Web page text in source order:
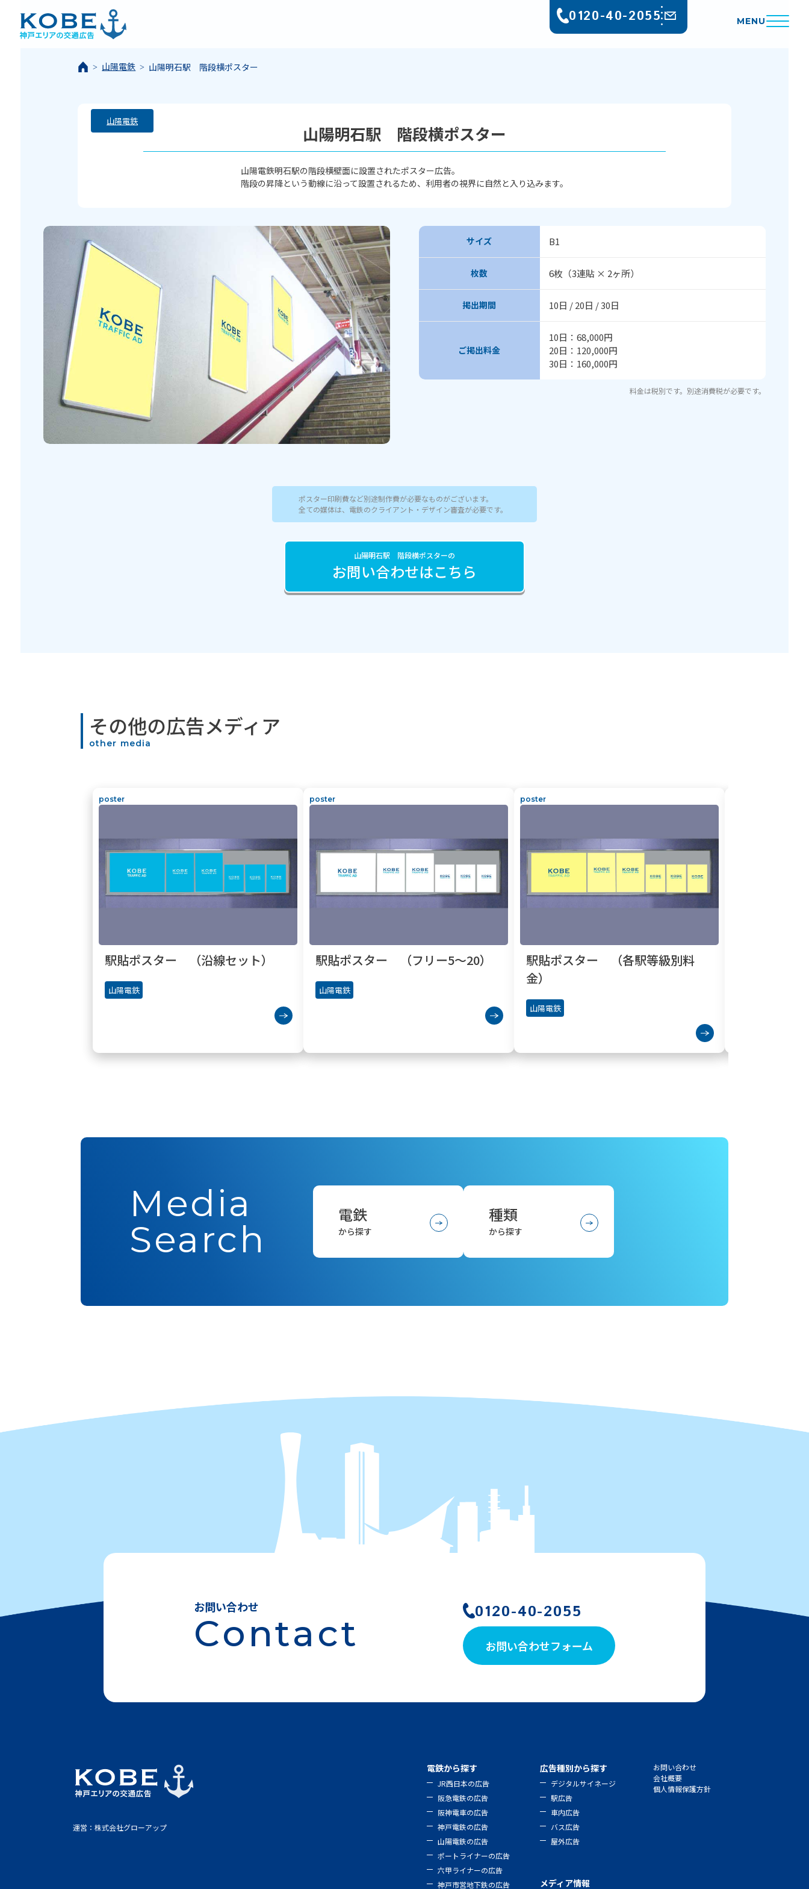
0120-40-2055 MENU
山陽電鉄 山陽明石駅 階段横ポスター
山陽電鉄
山陽明石駅 階段横ポスター
山陽電鉄明石駅の階段横壁面に設置されたポスター広告。
階段の昇降という動線に沿って設置されるため、利用者の視界に自然と入り込みます。
サイズ B1
枚数 6枚（3連貼 × 2ヶ所）
掲出期間 10日 / 20日 / 30日
ご掲出料金
10日：68,000円
20日：120,000円
30日：160,000円
料金は税別です。別途消費税が必要です。
ポスター印刷費など別途制作費が必要なものがございます。
全ての媒体は、電鉄のクライアント・デザイン審査が必要です。
山陽明石駅 階段横ポスターの
お問い合わせはこちら
その他の広告メディア
other media
poster
駅貼ポスター （沿線セット）
山陽電鉄
poster
駅貼ポスター （フリー5〜20）
山陽電鉄
poster
駅貼ポスター （各駅等級別料
金）
山陽電鉄
Media
Search
電鉄
から探す
種類
から探す
お問い合わせ
Contact 0120-40-2055
お問い合わせフォーム
運営：株式会社グローアップ
電鉄から探す
JR西日本の広告
阪急電鉄の広告
阪神電車の広告
神戸電鉄の広告
山陽電鉄の広告
ポートライナーの広告
六甲ライナーの広告
神戸市営地下鉄の広告
広告種別から探す
デジタルサイネージ
駅広告
車内広告
バス広告
屋外広告
メディア情報
お問い合わせ
会社概要
個人情報保護方針